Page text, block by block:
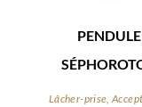
PENDULE
Lâcher-prise,